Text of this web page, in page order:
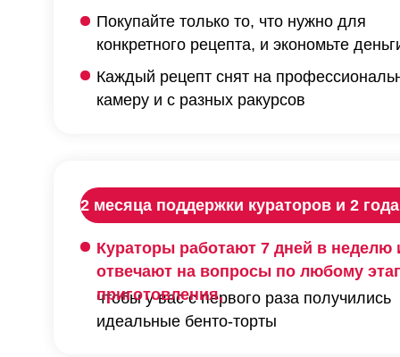
чтобы у вас с первого раза получились
идеальные бенто-торты
Кураторы работают 7 дней в неделю
отвечают на вопросы по любому
приготовления,
Покупайте только то, что нужно для
конкретного рецепта, и экономьте
Каждый рецепт снят на
камеру и с разных ракурсов
2 месяца поддержки кураторов и 2